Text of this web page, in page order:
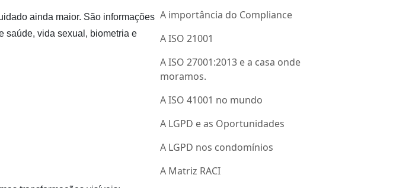
ainda maior. São informações
saúde, vida sexual, biometria e
A importância do Compliance
A ISO 21001
A ISO 27001:2013 e a casa onde
moramos.
A ISO 41001 no mundo
A LGPD e as Oportunidades
A LGPD nos condomínios
A Matriz RACI